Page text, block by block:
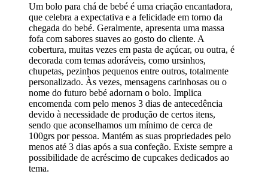
Um bolo para chá de bebé é uma criação encantadora,
que celebra a expectativa e a felicidade em torno da
chegada do bebé. Geralmente, apresenta uma massa
fofa com sabores suaves ao gosto do cliente. A
cobertura, muitas vezes em pasta de açúcar, ou outra, é
decorada com temas adoráveis, como ursinhos,
chupetas, pezinhos pequenos entre outros, totalmente
personalizado. Às vezes, mensagens carinhosas ou o
nome do futuro bebé adornam o bolo. Implica
encomenda com pelo menos 3 dias de antecedência
devido à necessidade de produção de certos itens,
sendo que aconselhamos um mínimo de cerca de
100grs por pessoa. Mantém as suas propriedades pelo
menos até 3 dias após a sua confeção. Existe sempre a
possibilidade de acréscimo de cupcakes dedicados ao
tema.